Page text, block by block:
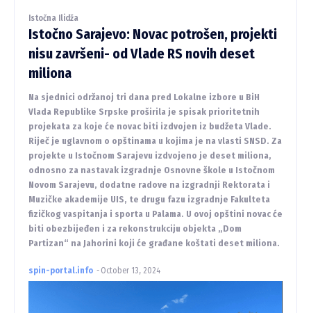
Istočna Ilidža
Istočno Sarajevo: Novac potrošen, projekti
nisu završeni- od Vlade RS novih deset
miliona
Na sjednici održanoj tri dana pred Lokalne izbore u BiH
Vlada Republike Srpske proširila je spisak prioritetnih
projekata za koje će novac biti izdvojen iz budžeta Vlade.
Riječ je uglavnom o opštinama u kojima je na vlasti SNSD. Za
projekte u Istočnom Sarajevu izdvojeno je deset miliona,
odnosno za nastavak izgradnje Osnovne škole u Istočnom
Novom Sarajevu, dodatne radove na izgradnji Rektorata i
Muzičke akademije UIS, te drugu fazu izgradnje Fakulteta
fizičkog vaspitanja i sporta u Palama. U ovoj opštini novac će
biti obezbijeđen i za rekonstrukciju objekta „Dom
Partizan“ na Jahorini koji će građane koštati deset miliona.
spin-portal.info - October 13, 2024